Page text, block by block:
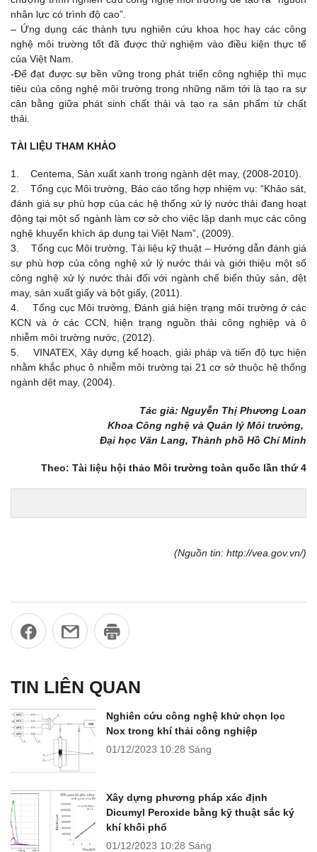
nhân lực có trình độ cao”.
– Ứng dụng các thành tựu nghiên cứu khoa học hay các công
nghệ môi trường tốt đã được thử nghiệm vào điều kiện thực tế
của Việt Nam.
-Để đạt được sự bền vững trong phát triển công nghiệp thì mục
tiêu của công nghệ môi trường trong những năm tới là tạo ra sự
cân bằng giữa phát sinh chất thải và tạo ra sản phẩm từ chất
thải.
TÀI LIỆU THAM KHẢO
1. Centema, Sản xuất xanh trong ngành dệt may, (2008-2010).
2. Tổng cục Môi trường, Báo cáo tổng hợp nhiệm vụ: “Khảo sát,
đánh giá sự phù hợp của các hệ thống xử lý nước thải đang hoạt
động tại một số ngành làm cơ sở cho việc lập danh mục các công
nghệ khuyến khích áp dụng tại Việt Nam”, (2009).
3. Tổng cục Môi trường, Tài liệu kỹ thuật – Hướng dẫn đánh giá
sự phù hợp của công nghệ xử lý nước thải và giới thiệu một số
công nghệ xử lý nước thải đối với ngành chế biến thủy sản, dệt
may, sản xuất giấy và bột giấy, (2011).
4. Tổng cục Môi trường, Đánh giá hiện trạng môi trường ở các
KCN và ở các CCN, hiện trạng nguồn thải công nghiệp và ô
nhiễm môi trường nước, (2012).
5. VINATEX, Xây dựng kế hoạch, giải pháp và tiến độ tực hiện
nhằm khắc phục ô nhiễm môi trường tại 21 cơ sở thuộc hệ thống
ngành dệt may, (2004).
Tác giả: Nguyễn Thị Phương Loan
Khoa Công nghệ và Quản lý Môi trường,
Đại học Văn Lang, Thành phồ Hồ Chí Minh
Theo: Tài liệu hội thảo Môi trường toàn quốc lần thứ 4
(Nguồn tin: http://vea.gov.vn/)
TIN LIÊN QUAN
Nghiên cứu công nghệ khử chọn lọc
Nox trong khí thải công nghiệp
01/12/2023 10:28 Sáng
Xây dựng phương pháp xác định
Dicumyl Peroxide bằng kỹ thuật sắc ký
khí khối phổ
01/12/2023 10:28 Sáng